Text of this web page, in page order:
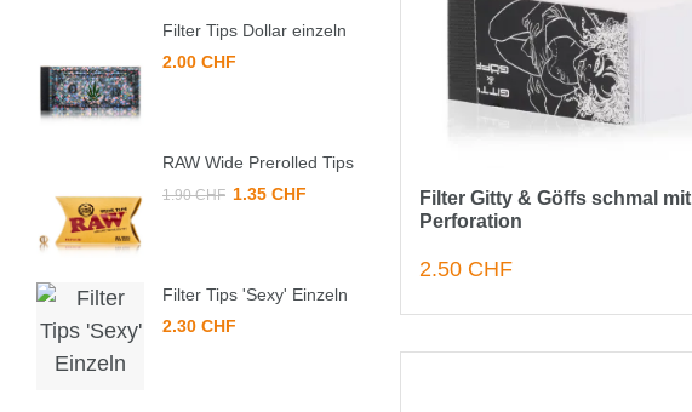
Filter Gitty & Göffs schmal mit
Perforation
2.50 CHF
Filter Tips Dollar einzeln
2.00 CHF
RAW Wide Prerolled Tips
1.90 CHF 1.35 CHF
Filter Tips 'Sexy' Einzeln
2.30 CHF